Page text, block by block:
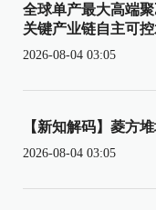
全球单产最大高端
关键产业链自主可
2026-08-04 03:05
【新知解码】菱方
2026-08-04 03:05